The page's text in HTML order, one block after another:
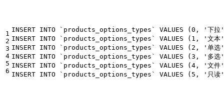
1
2
3
4
5
6
INSERT INTO `products_options_types` VALUES (0, '下
INSERT INTO `products_options_types` VALUES (1, '文
INSERT INTO `products_options_types` VALUES (2, '单
INSERT INTO `products_options_types` VALUES (3, '多
INSERT INTO `products_options_types` VALUES (4, '文
INSERT INTO `products_options_types` VALUES (5, '只